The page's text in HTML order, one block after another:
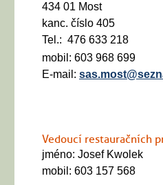
434 01 Most
kanc. číslo 405
Tel.: 476 633 218
mobil: 603 968 699
E-mail:
Vedoucí restauračních
jméno: Josef Kwolek
mobil: 603 157 568